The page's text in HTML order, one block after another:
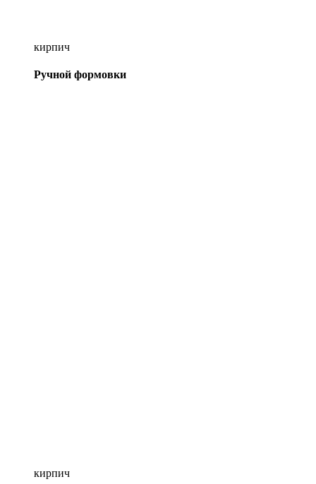
кирпич
Ручной формовки
кирпич